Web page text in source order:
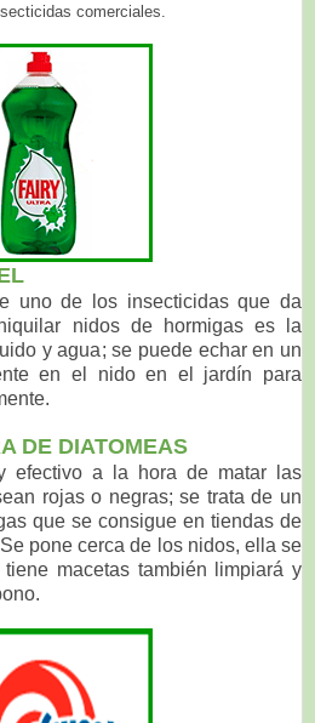
comerciales.
uno de los insecticidas que da
nidos de hormigas es la
y agua; se puede echar en un
en el nido en el jardín para
DE DIATOMEAS
efectivo a la hora de matar las
rojas o negras; se trata de un
que se consigue en tiendas de
pone cerca de los nidos, ella se
macetas también limpiará y